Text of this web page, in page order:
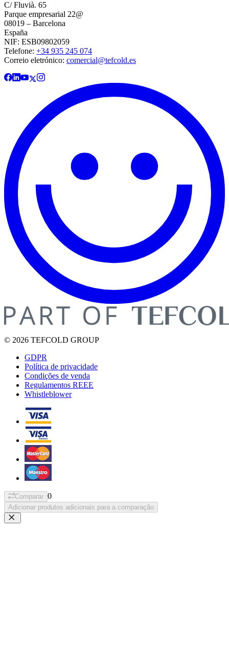
C/ Fluvià. 65
Parque empresarial 22@
08019 – Barcelona
España
NIF: ESB09802059
Telefone: +34 935 245 074
Correio eletrónico: comercial@tefcold.es
© 2026 TEFCOLD GROUP
GDPR
Política de privacidade
Condições de venda
Regulamentos REEE
Whistleblower
Comparar 0
Adicionar produtos adicionais para a comparação